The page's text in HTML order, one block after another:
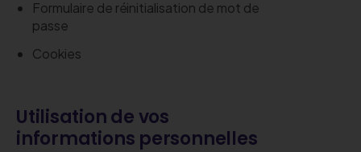
Formulaire de réinitialisation de mot de
passe
Cookies
Utilisation de vos
informations personnelles